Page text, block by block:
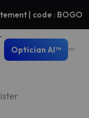
| code : BOGO
Optician AI™